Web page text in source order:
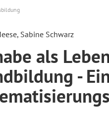
Bildung
Erwachsenenbildung
Bildung
Schule und Unterricht
und
Arbeit
sehbehindert
forum
Sabine Schwarz
als
-